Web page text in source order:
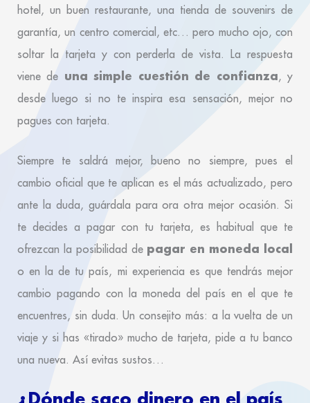
hotel, un buen restaurante, una tienda de souvenirs de
garantía, un centro comercial, etc… pero mucho ojo, con
soltar la tarjeta y con perderla de vista. La respuesta
viene de una simple cuestión de confianza, y
desde luego si no te inspira esa sensación, mejor no
pagues con tarjeta.
Siempre te saldrá mejor, bueno no siempre, pues el
cambio oficial que te aplican es el más actualizado, pero
ante la duda, guárdala para ora otra mejor ocasión. Si
te decides a pagar con tu tarjeta, es habitual que te
ofrezcan la posibilidad de pagar en moneda local
o en la de tu país, mi experiencia es que tendrás mejor
cambio pagando con la moneda del país en el que te
encuentres, sin duda. Un consejito más: a la vuelta de un
viaje y si has «tirado» mucho de tarjeta, pide a tu banco
una nueva. Así evitas sustos…
¿Dónde saco dinero en el país